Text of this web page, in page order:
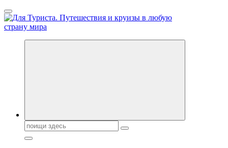
Перейти
к
содержанию
Новости туризма, куда поехать на отдых, где провести отпуск.
Поиск: